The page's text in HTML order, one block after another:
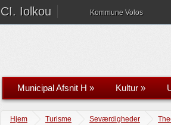
CI. Iolkou Kommune Volos
Municipal Afsnit H » Kultur »
Hjem Turisme Seværdigheder